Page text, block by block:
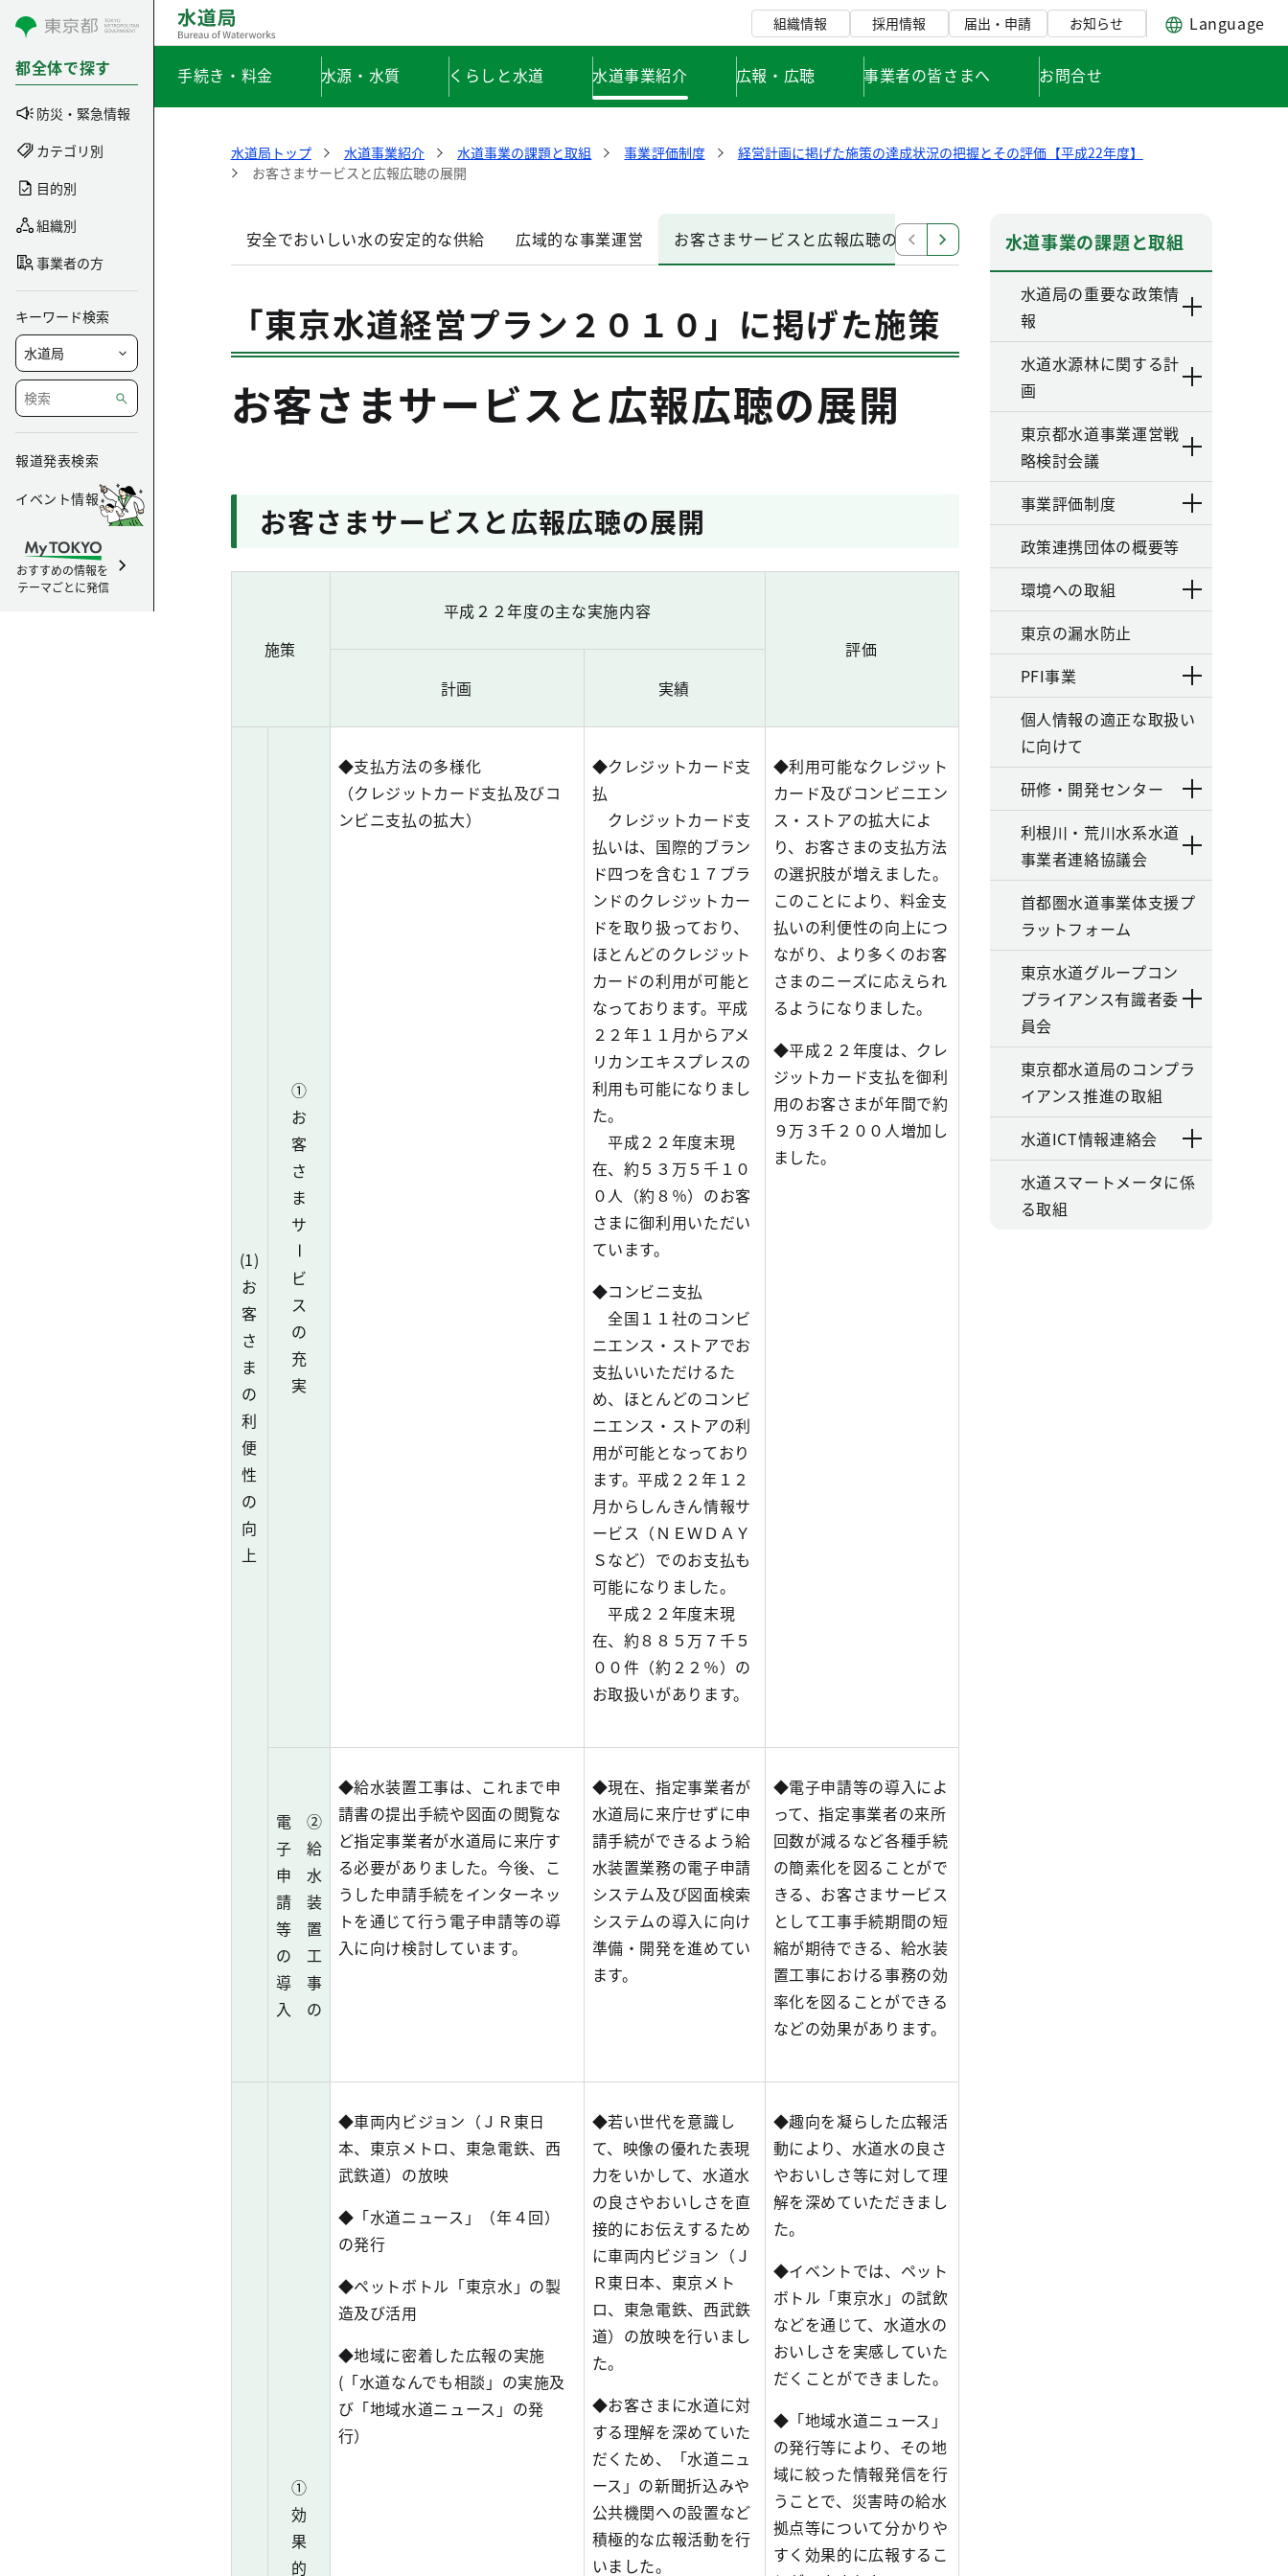
コンテンツにスキップ
都全体で探す
防災・緊急情報
カテゴリ別
目的別
組織別
事業者の方
キーワード検索
報道発表検索
イベント情報
おすすめの情報を
テーマごとに発信
組織情報 採用情報 届出・申請 お知らせ Language
手続き・料金 水源・水質 くらしと水道 水道事業紹介 広報・広聴 事業者の皆さまへ お問合せ
水道局トップ 水道事業紹介 水道事業の課題と取組 事業評価制度
経営計画に掲げた施策の達成状況の把握とその評価【平成22年度】
お客さまサービスと広報広聴の展開
安全でおいしい水の安定的な供給 広域的な事業運営 お客さまサービスと広報広聴の展開 次世代を見据えた施策の推進
「東京水道経営プラン２０１０」に掲げた施策
お客さまサービスと広報広聴の展開
お客さまサービスと広報広聴の展開
施策
平成２２年度の主な実施内容
評価
計画
実績
(1)
お
客
さ
ま
の
利
便
性
の
向
上
①
お
客
さ
ま
サ
ビ
ス
の
充
実
◆支払方法の多様化
（クレジットカード支払及びコ
ンビニ支払の拡大）
◆クレジットカード支
払
クレジットカード支
払いは、国際的ブラン
ド四つを含む１７ブラ
ンドのクレジットカー
ドを取り扱っており、
ほとんどのクレジット
カードの利用が可能と
なっております。平成
２２年１１月からアメ
リカンエキスプレスの
利用も可能になりまし
た。
平成２２年度末現
在、約５３万５千１０
０人（約８％）のお客
さまに御利用いただい
ています。
◆コンビニ支払
全国１１社のコンビ
ニエンス・ストアでお
支払いいただけるた
め、ほとんどのコンビ
ニエンス・ストアの利
用が可能となっており
ます。平成２２年１２
月からしんきん情報サ
ービス（ＮＥＷＤＡＹ
Ｓなど）でのお支払も
可能になりました。
平成２２年度末現
在、約８８５万７千５
００件（約２２％）の
お取扱いがあります。
◆利用可能なクレジット
カード及びコンビニエン
ス・ストアの拡大によ
り、お客さまの支払方法
の選択肢が増えました。
このことにより、料金支
払いの利便性の向上につ
ながり、より多くのお客
さまのニーズに応えられ
るようになりました。
◆平成２２年度は、クレ
ジットカード支払を御利
用のお客さまが年間で約
９万３千２００人増加し
ました。
電
子
申
請
等
の
導
入
②
給
水
装
置
工
事
の
◆給水装置工事は、これまで申
請書の提出手続や図面の閲覧な
ど指定事業者が水道局に来庁す
る必要がありました。今後、こ
うした申請手続をインターネッ
トを通じて行う電子申請等の導
入に向け検討しています。
◆現在、指定事業者が
水道局に来庁せずに申
請手続ができるよう給
水装置業務の電子申請
システム及び図面検索
システムの導入に向け
準備・開発を進めてい
ます。
◆電子申請等の導入によ
って、指定事業者の来所
回数が減るなど各種手続
の簡素化を図ることがで
きる、お客さまサービス
として工事手続期間の短
縮が期待できる、給水装
置工事における事務の効
率化を図ることができる
などの効果があります。
①
効
果
的
◆車両内ビジョン（ＪＲ東日
本、東京メトロ、東急電鉄、西
武鉄道）の放映
◆「水道ニュース」（年４回）
の発行
◆ペットボトル「東京水」の製
造及び活用
◆地域に密着した広報の実施
(「水道なんでも相談」の実施及
び「地域水道ニュース」の発
行）
◆若い世代を意識し
て、映像の優れた表現
力をいかして、水道水
の良さやおいしさを直
接的にお伝えするため
に車両内ビジョン（Ｊ
Ｒ東日本、東京メト
ロ、東急電鉄、西武鉄
道）の放映を行いまし
た。
◆お客さまに水道に対
する理解を深めていた
だくため、「水道ニュ
ース」の新聞折込みや
公共機関への設置など
積極的な広報活動を行
いました。
◆趣向を凝らした広報活
動により、水道水の良さ
やおいしさ等に対して理
解を深めていただきまし
た。
◆イベントでは、ペット
ボトル「東京水」の試飲
などを通じて、水道水の
おいしさを実感していた
だくことができました。
◆「地域水道ニュース」
の発行等により、その地
域に絞った情報発信を行
うことで、災害時の給水
拠点等について分かりや
すく効果的に広報するこ
水道事業の課題と取組
水道局の重要な政策情
報
水道水源林に関する計
画
東京都水道事業運営戦
略検討会議
事業評価制度
政策連携団体の概要等
環境への取組
東京の漏水防止
PFI事業
個人情報の適正な取扱い
に向けて
研修・開発センター
利根川・荒川水系水道
事業者連絡協議会
首都圏水道事業体支援プ
ラットフォーム
東京水道グループコン
プライアンス有識者委
員会
東京都水道局のコンプラ
イアンス推進の取組
水道ICT情報連絡会
水道スマートメータに係
る取組